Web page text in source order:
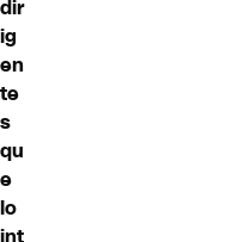
dir
ig
en
te
s
qu
e
lo